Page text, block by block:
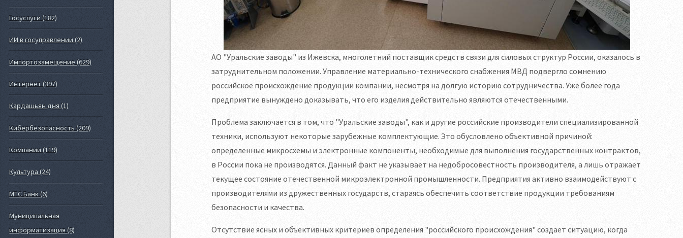
Госуслуги (182)
ИИ в госуправлении (2)
Импортозамещение (629)
Интернет (397)
Кардашьян дня (1)
Кибербезопасность (209)
Компании (119)
Культура (24)
МТС Банк (6)
Муниципальная
информатизация (8)
АО "Уральские заводы" из Ижевска, многолетний поставщик средств связи для силовых структур России, оказалось в
затруднительном положении. Управление материально-технического снабжения МВД подвергло сомнению
российское происхождение продукции компании, несмотря на долгую историю сотрудничества. Уже более года
предприятие вынуждено доказывать, что его изделия действительно являются отечественными.
Проблема заключается в том, что "Уральские заводы", как и другие российские производители специализированной
техники, используют некоторые зарубежные комплектующие. Это обусловлено объективной причиной:
определенные микросхемы и электронные компоненты, необходимые для выполнения государственных контрактов,
в России пока не производятся. Данный факт не указывает на недобросовестность производителя, а лишь отражает
текущее состояние отечественной микроэлектронной промышленности. Предприятия активно взаимодействуют с
производителями из дружественных государств, стараясь обеспечить соответствие продукции требованиям
безопасности и качества.
Отсутствие ясных и объективных критериев определения "российского происхождения" создает ситуацию, когда